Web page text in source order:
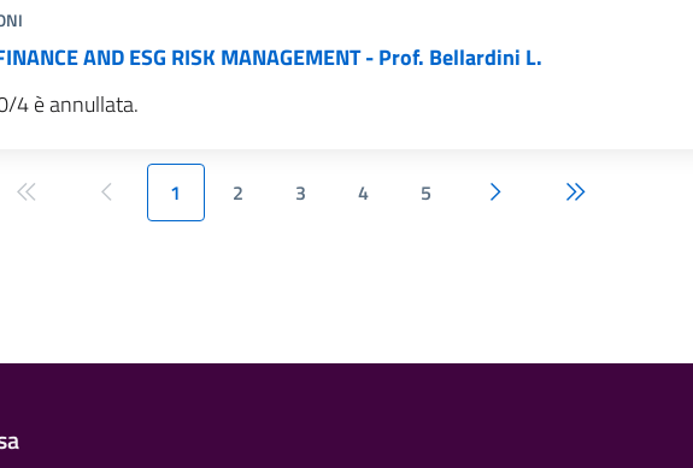
AND ESG RISK MANAGEMENT - Prof. Bellardini L.
4 è annullata.
prima paginapagina precedente
1 2 3 4 5 pagina seguenteultima pagina